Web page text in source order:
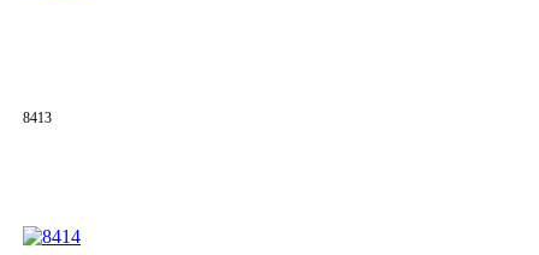
8413